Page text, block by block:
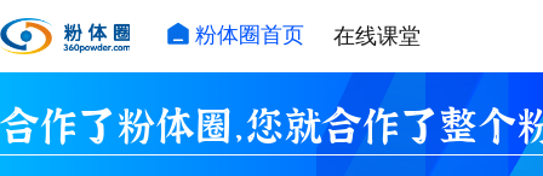
粉体圈首页 在线课堂
合作了粉体圈，您就合作了整个